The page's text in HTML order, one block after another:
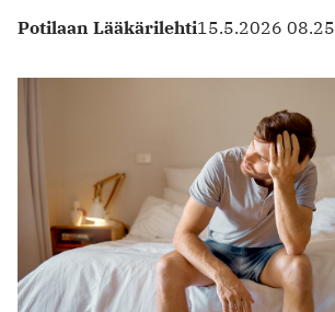
Potilaan Lääkärilehti15.5.2026 08.25